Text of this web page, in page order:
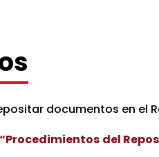
documentos en
“Procedimientos del